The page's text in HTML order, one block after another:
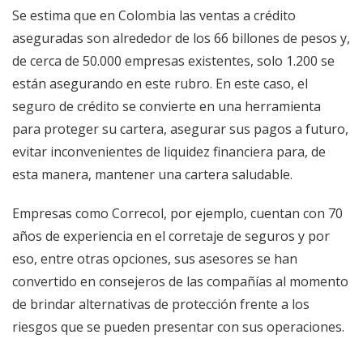
Se estima que en Colombia las ventas a crédito
aseguradas son alrededor de los 66 billones de pesos y,
de cerca de 50.000 empresas existentes, solo 1.200 se
están asegurando en este rubro. En este caso, el
seguro de crédito se convierte en una herramienta
para proteger su cartera, asegurar sus pagos a futuro,
evitar inconvenientes de liquidez financiera para, de
esta manera, mantener una cartera saludable.
Empresas como Correcol, por ejemplo, cuentan con 70
años de experiencia en el corretaje de seguros y por
eso, entre otras opciones, sus asesores se han
convertido en consejeros de las compañías al momento
de brindar alternativas de protección frente a los
riesgos que se pueden presentar con sus operaciones.